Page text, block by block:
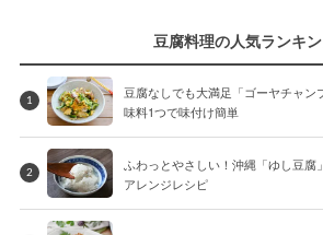
豆腐料理の人気ランキ
1
豆腐なしでも大満足「ゴーヤチャン
味料1つで味付け簡単
2
ふわっとやさしい！沖縄「ゆし豆腐
アレンジレシピ